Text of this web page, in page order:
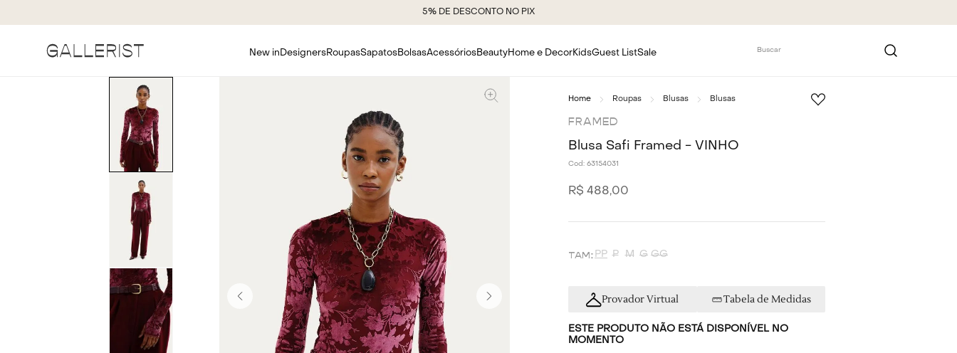
5% DE DESCONTO NO PIX
New in DesignersRoupasSapatosBolsasAcessóriosBeautyHome e DecorKidsGuest ListSale
Buscar
Roupas Blusas Blusas
FRAMED
Blusa Safi Framed - VINHO
Cod: 63154031
R$ 488,00
PP P M G GG
Provador Virtual Tabela de Medidas
ESTE PRODUTO NÃO ESTÁ DISPONÍVEL NO
MOMENTO